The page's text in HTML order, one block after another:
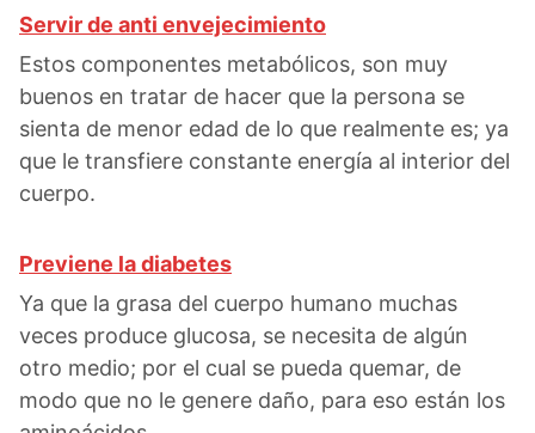
Servir de anti envejecimiento
Estos componentes metabólicos, son muy
buenos en tratar de hacer que la persona se
sienta de menor edad de lo que realmente es; ya
que le transfiere constante energía al interior del
cuerpo.
Previene la diabetes
Ya que la grasa del cuerpo humano muchas
veces produce glucosa, se necesita de algún
otro medio; por el cual se pueda quemar, de
modo que no le genere daño, para eso están los